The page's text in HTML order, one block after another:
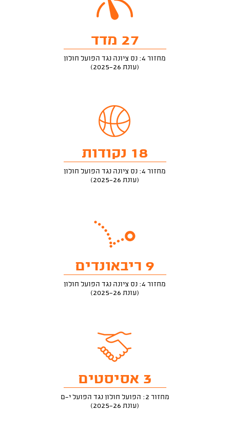
27 מדד
מחזור 4: נס ציונה נגד הפועל חולון
(עונת 2025-26)
18 נקודות
מחזור 4: נס ציונה נגד הפועל חולון
(עונת 2025-26)
9 ריבאונדים
מחזור 4: נס ציונה נגד הפועל חולון
(עונת 2025-26)
3 אסיסטים
מחזור 2: הפועל חולון נגד הפועל י-ם
(עונת 2025-26)